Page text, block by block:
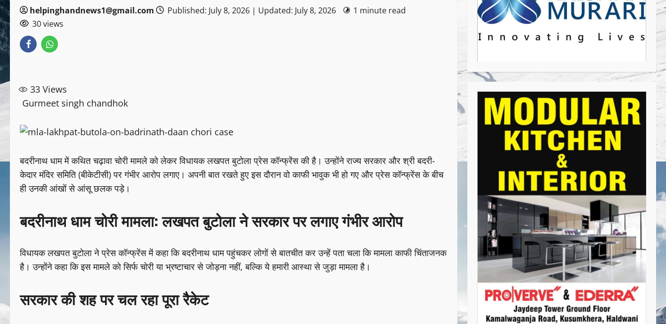
helpinghandnews1@gmail.com Published: July 8, 2026 | Updated: July 8, 2026
1 minute read
30 views
33 Views
Gurmeet singh chandhok
बदरीनाथ धाम में कथित चढ़ावा चोरी मामले को लेकर विधायक लखपत बुटोला प्रेस कॉन्फ्रेंस की है। उन्होंने राज्य सरकार और श्री बदरी-
केदार मंदिर समिति (बीकेटीसी) पर गंभीर आरोप लगाए। अपनी बात रखते हुए इस दौरान वो काफी भावुक भी हो गए और प्रेस कॉन्फ्रेंस के बीच
ही उनकी आंखों से आंसू छलक पड़े।
बदरीनाथ धाम चोरी मामला: लखपत बुटोला ने सरकार पर लगाए गंभीर आरोप
विधायक लखपत बुटोला ने प्रेस कॉन्फ्रेंस में कहा कि बदरीनाथ धाम पहुंचकर लोगों से बातचीत कर उन्हें पता चला कि मामला काफी चिंताजनक
है। उन्होंने कहा कि इस मामले को सिर्फ चोरी या भ्रष्टाचार से जोड़ना नहीं, बल्कि ये हमारी आस्था से जुड़ा मामला है।
सरकार की शह पर चल रहा पूरा रैकेट